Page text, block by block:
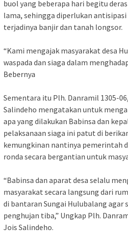
buol yang beberapa hari begitu
lama, sehingga diperlukan
terjadinya banjir dan tanah longsor.
“Kami mengajak masyarakat desa
waspada dan siaga dalam
Bebernya
Sementara itu Plh. Danramil 1305-
Salindeho mengatakan untuk
apa yang dilakukan Babinsa dan
pelaksanaan siaga ini patut di
kemungkinan nantinya pemerintah
ronda secara bergantian untuk
“Babinsa dan aparat desa selalu
masyarakat secara langsung dari
di bantaran Sungai Hulubalang agar
penghujan tiba,” Ungkap Plh.
Jois Salindeho.